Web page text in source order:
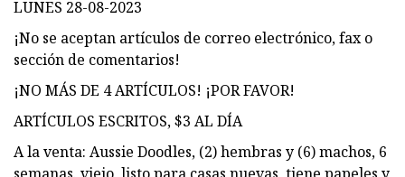
LUNES 28-08-2023
¡No se aceptan artículos de correo electrónico, fax o
sección de comentarios!
¡NO MÁS DE 4 ARTÍCULOS! ¡POR FAVOR!
ARTÍCULOS ESCRITOS, $3 AL DÍA
A la venta: Aussie Doodles, (2) hembras y (6) machos, 6